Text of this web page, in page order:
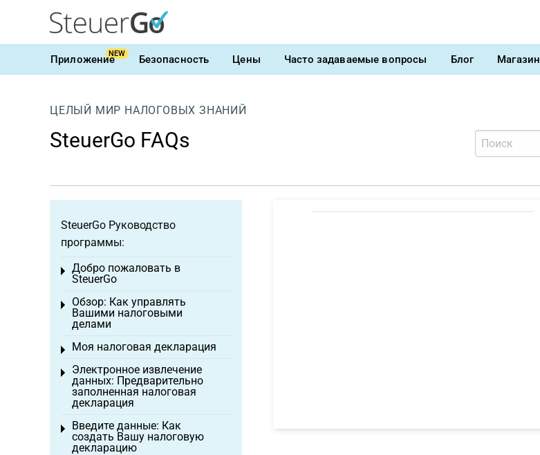
ПриложениеNEW Безопасность Цены Часто задаваемые вопросы Блог Магазин
ЦЕЛЫЙ МИР НАЛОГОВЫХ ЗНАНИЙ
SteuerGo FAQs
SteuerGo Руководство
программы:
Добро пожаловать в
SteuerGo
Toggle menu
Обзор: Как управлять
Вашими налоговыми
делами
Toggle menu
Моя налоговая декларация
Toggle menu
Электронное извлечение
данных: Предварительно
заполненная налоговая
декларация
Toggle menu
Введите данные: Как
создать Вашу налоговую
декларацию
Toggle menu